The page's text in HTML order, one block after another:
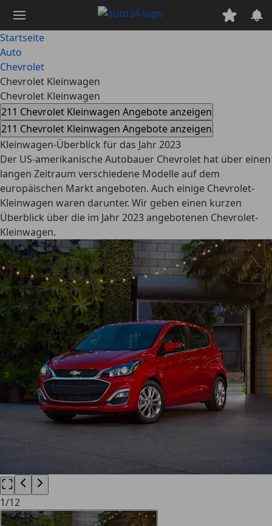
Hauptinhalt
springen
Startseite
Auto
Chevrolet
Chevrolet Kleinwagen
Chevrolet Kleinwagen
211 Chevrolet Kleinwagen Angebote anzeigen
211 Chevrolet Kleinwagen Angebote anzeigen
Kleinwagen-Überblick für das Jahr 2023
Der US-amerikanische Autobauer Chevrolet hat über einen
langen Zeitraum verschiedene Modelle auf dem
europäischen Markt angeboten. Auch einige Chevrolet-
Kleinwagen waren darunter. Wir geben einen kurzen
Überblick über die im Jahr 2023 angebotenen Chevrolet-
Kleinwagen.
1/12